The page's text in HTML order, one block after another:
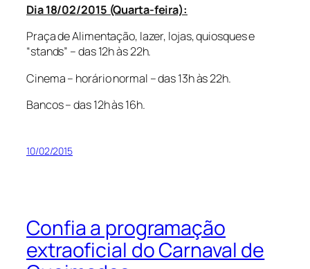
Dia 18/02/2015 (Quarta-feira):
Praça de Alimentação, lazer, lojas, quiosques e
“stands” – das 12h às 22h.
Cinema – horário normal – das 13h às 22h.
Bancos – das 12h às 16h.
10/02/2015
Confia a programação
extraoficial do Carnaval de